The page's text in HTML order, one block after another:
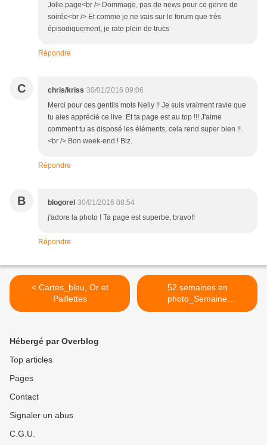
Jolie page<br /> Dommage, pas de news pour ce genre de
soirée<br /> Et comme je ne vais sur le forum que très
épisodiquement, je rate plein de trucs
Répondre
C chris/kriss 30/01/2016 09:06
Merci pour ces gentils mots Nelly !! Je suis vraiment ravie que
tu aies apprécié ce live. Et ta page est au top !!! J'aime
comment tu as disposé les éléments, cela rend super bien !!
<br /> Bon week-end ! Biz.
Répondre
B blogorel 30/01/2016 08:54
j'adore la photo ! Ta page est superbe, bravo!!
Répondre
< Cartes_bleu, Or et
Paillettes
52 semaines en
photo_Semaine
5_Déguisement/Costume >
Hébergé par Overblog
Top articles
Pages
Contact
Signaler un abus
C.G.U.